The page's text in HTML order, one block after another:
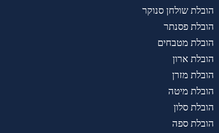
הובלת שולחן סנוקר
הובלת פסנתר
הובלת מטבחים
הובלת ארון
הובלת מזרן
הובלת מיטה
הובלת סלון
הובלת ספה